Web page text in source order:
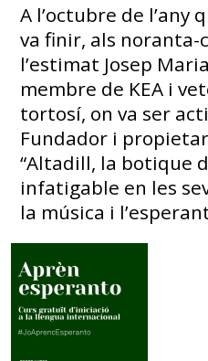
A l’octubre de l’any
va finir, als noranta-
l’estimat Josep
membre de KEA i
tortosí, on va ser
Fundador i
“Altadill, la botique
infatigable en les
la música i